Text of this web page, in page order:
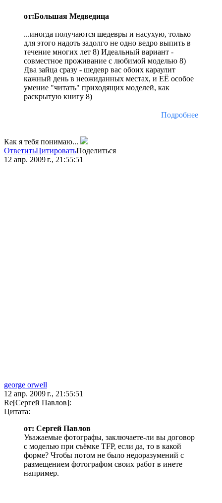
от:Большая Медведица
...иногда получаются шедевры и насухую, только
для этого надоть задолго не одно ведро выпить в
течение многих лет 8) Идеальный вариант -
совместное проживание с любимой моделью 8)
Два зайца сразу - шедевр вас обоих караулит
кажный день в неожиданных местах, и ЕЁ особое
умение "читать" приходящих моделей, как
раскрытую книгу 8)
Подробнее
Как я тебя понимаю...
ОтветитьЦитироватьПоделиться
12 апр. 2009 г., 21:55:51
george orwell
12 апр. 2009 г., 21:55:51
Re[Сергей Павлов]:
Цитата:
от: Сергей Павлов
Уважаемые фотографы, заключаете-ли вы договор
с моделью при съёмке TFP, если да, то в какой
форме? Чтобы потом не было недоразумений с
размещением фотографом своих работ в инете
например.